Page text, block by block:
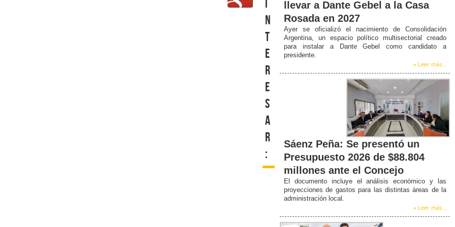
i
n
t
e
r
e
s
a
r
:
llevar a Dante Gebel a la Casa
Rosada en 2027
Ayer se oficializó el nacimiento de Consolidación
Argentina, un espacio político multisectorial creado
para instalar a Dante Gebel como candidato a
presidente.
» Leer más...
Sáenz Peña: Se presentó un
Presupuesto 2026 de $88.804
millones ante el Concejo
El documento incluye el análisis económico y las
proyecciones de gastos para las distintas áreas de la
administración local.
» Leer más...